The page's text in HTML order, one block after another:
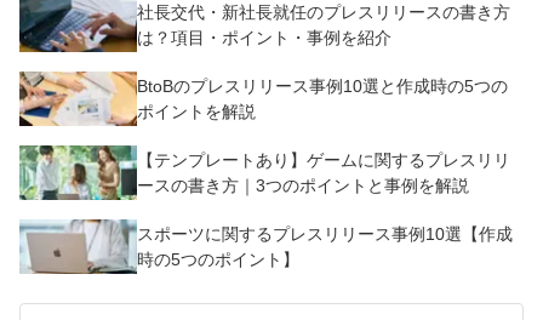
社長交代・新社長就任のプレスリリースの書き方
は？項目・ポイント・事例を紹介
BtoBのプレスリリース事例10選と作成時の5つの
ポイントを解説
【テンプレートあり】ゲームに関するプレスリリ
ースの書き方｜3つのポイントと事例を解説
スポーツに関するプレスリリース事例10選【作成
時の5つのポイント】